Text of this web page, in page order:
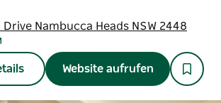
Nambucca Heads NSW 2448
Website aufrufen